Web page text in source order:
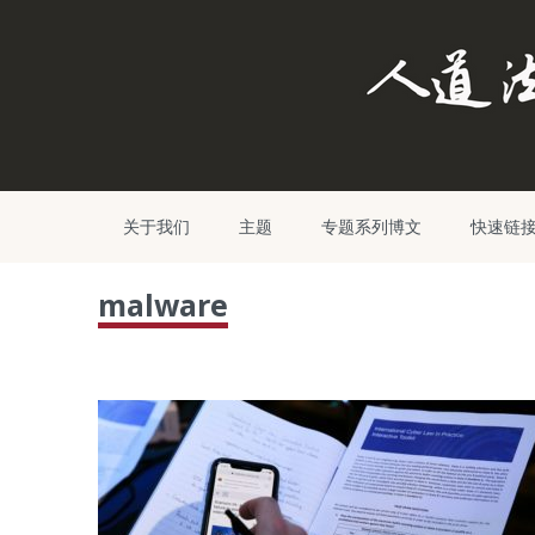
关于我们 主题 专题系列博文 快速链
malware